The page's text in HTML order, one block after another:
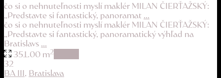
čo si o nehnuteľnosti myslí maklér MILAN ČIERŤAŽSKÝ:
„Predstavte si fantastický, panoramat
čo si o nehnuteľnosti myslí maklér MILAN ČIERŤAŽSKÝ:
„Predstavte si fantastický, panoramatický výhľad na
Bratislavs
351.00 m2
32
BA III, Bratislava